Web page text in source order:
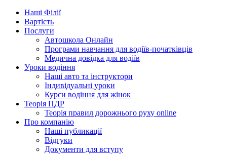
Наші Філії
Вартість
Послуги
Автошкола Онлайн
Програми навчання для водіїв-початківців
Медична довідка для водіїв
Уроки водіння
Наші авто та інструктори
Індивідуальні уроки
Курси водіння для жінок
Теорія ПДР
Теорія правил дорожнього руху online
Про компанію
Наші публикації
Відгуки
Документи для вступу